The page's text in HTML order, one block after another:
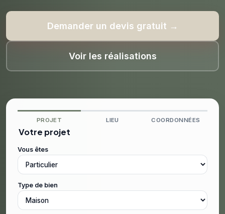
Demander un devis gratuit →
Voir les réalisations
PROJET LIEU COORDONNÉES
Votre projet
Vous êtes
Type de bien